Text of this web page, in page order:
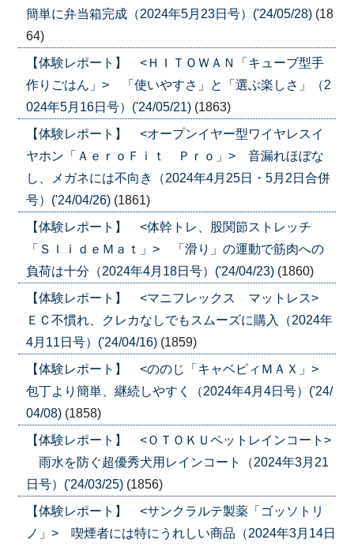
簡単に弁当箱完成（2024年5月23日号）('24/05/28) (18
64)
【体験レポート】 <ＨＩＴＯＷＡＮ「キューブ型手
作りごはん」> 「使いやすさ」と「選ぶ楽しさ」（2
024年5月16日号）('24/05/21) (1863)
【体験レポート】 <オープンイヤー型ワイヤレスイ
ヤホン「ＡｅｒｏＦｉｔ Ｐｒｏ」> 音漏れほぼな
し、メガネには不向き（2024年4月25日・5月2日合併
号）('24/04/26) (1861)
【体験レポート】 <体幹トレ、股関節ストレッチ
「ＳｌｉｄｅＭａｔ」> 「滑り」の運動で筋肉への
負荷は十分（2024年4月18日号）('24/04/23) (1860)
【体験レポート】 <マニフレックス マットレス>
ＥＣ不慣れ、クレカなしでもスムーズに購入（2024年
4月11日号）('24/04/16) (1859)
【体験レポート】 <ののじ「キャベピィＭＡＸ」>
包丁より簡単、継続しやすく（2024年4月4日号）('24/
04/08) (1858)
【体験レポート】 <ＯＴＯＫＵペットレインコート>
雨水を防ぐ超優秀犬用レインコート（2024年3月21
日号）('24/03/25) (1856)
【体験レポート】 <サンクラルテ製薬「ゴッソトリ
ノ」> 喫煙者には特にうれしい商品（2024年3月14日